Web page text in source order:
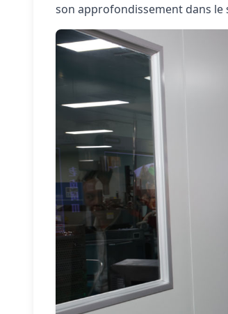
son approfondissement dans le